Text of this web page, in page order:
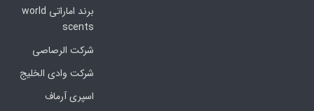
برند اماراتی world
scents
شرکت الرصاصی
شرکت وادی الخلیج
اسپری آرماف